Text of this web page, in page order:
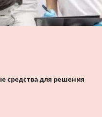
средства для решения